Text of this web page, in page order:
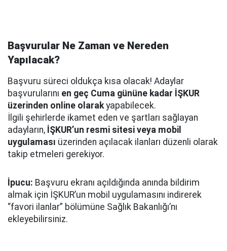
Başvurular Ne Zaman ve Nereden
Yapılacak?
Başvuru süreci oldukça kısa olacak! Adaylar
başvurularını en geç Cuma gününe kadar İŞKUR
üzerinden online olarakyapabilecek.
İlgili şehirlerde ikamet eden ve şartları sağlayan
adayların, İŞKUR’un resmi sitesi veya mobil
uygulaması üzerinden açılacak ilanları düzenli olarak
takip etmeleri gerekiyor.
İpucu: Başvuru ekranı açıldığında anında bildirim
almak için İŞKUR’un mobil uygulamasını indirerek
“favori ilanlar” bölümüne Sağlık Bakanlığı’nı
ekleyebilirsiniz.